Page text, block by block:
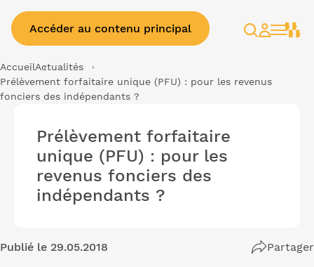
Accéder au contenu principal
Rechercher
Espace
AccueilActualités
Prélèvement forfaitaire unique (PFU) : pour les revenus
fonciers des indépendants ?
Prélèvement forfaitaire
unique (PFU) : pour les
revenus fonciers des
indépendants ?
Publié le 29.05.2018 Partager